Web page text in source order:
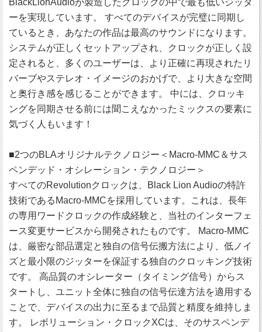
BlackLionAudioが製造したクロックの中で最も低いジッタ
ーを実現しています。 すべてのデバイスが完璧に同期し
ているとき、あなたの作品は最高のサウンドになります。
システムが正しくセットアップされ、クロックが正しく設
定されると、多くのユーザーは、より正確に再現されたリ
バーブやステレオ・イメージのおかげで、より大きな空間
と奥行き感を感じることができます。 中には、クロッキ
ングを同期させる前には聞こえなかったミックスの要素に
気づく人もいます！
■2つのBLAオリジナルテクノロジー＜Macro-MMC＆サス
ペンデッド・オシレーション・テクノロジー＞
すべてのRevolutionクロックは、Black Lion Audioの特許
技術であるMacro-MMCを採用しています。これは、長年
の専用ワードクロックの作成経験と、当社のインターフェ
ース変更サービスから開発されたものです。 Macro-MMC
は、厳密な部品選定と独自の信号伝搬方法により、低ノイ
ズと最小限のジッターを保証する独自のクロッキング技術
です。 高品質のオシレーター（タイミング信号）からス
タートし、ユニット全体に独自の信号伝達方法を適用する
ことで、デバイスの出力に至るまで品質と精度を維持しま
す。 レボリューション・クロックXCは、そのサスペンデ